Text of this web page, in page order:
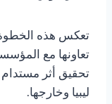
تعاونها مع
تحقيق أثر مستدام
ليبيا وخارجها.